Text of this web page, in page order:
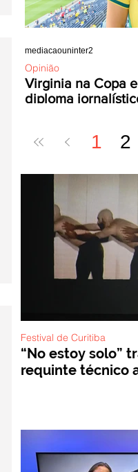
Virginia na Copa
diploma
Opinião
mediacaouninter2
1 2
“No estoy solo”
requinte técnico
Festival de Curitiba